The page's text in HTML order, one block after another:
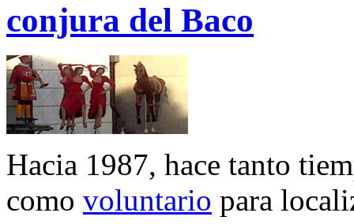
conjura del Baco
Hacia 1987, hace tanto
como voluntario para